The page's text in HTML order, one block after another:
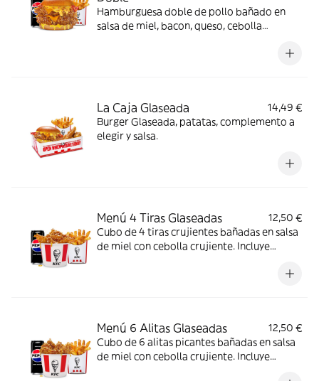
Hamburguesa doble de pollo bañado en
salsa de miel, bacon, queso, cebolla
La Caja Glaseada
14,49 €
Burger Glaseada, patatas, complemento a
elegir y salsa.
Menú 4 Tiras Glaseadas
12,50 €
Cubo de 4 tiras crujientes bañadas en salsa
de miel con cebolla crujiente. Incluye
Menú 6 Alitas Glaseadas
12,50 €
Cubo de 6 alitas picantes bañadas en salsa
de miel con cebolla crujiente. Incluye